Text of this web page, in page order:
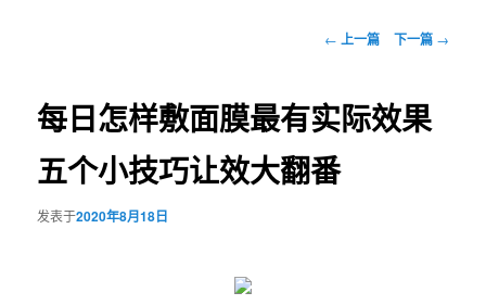
文
航
← 上一篇 下一篇 →
每日怎样敷面膜最有实际效果
五个小技巧让效大翻番
发表于2020年8月18日